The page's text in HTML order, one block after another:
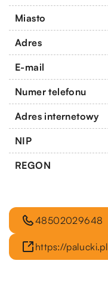
Miasto
Adres
E-mail
Numer telefonu
Adres internetowy
NIP
REGON
48502029648
https://palucki.pl